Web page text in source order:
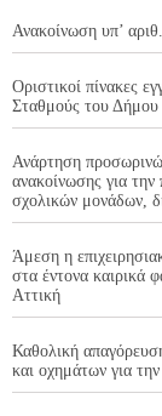
Ανακοίνωση υπ’
Οριστικοί πίνακες
Σταθμούς του Δήμου
Ανάρτηση
ανακοίνωσης για
σχολικών μονάδων,
Άμεση η
στα έντονα καιρικά
Αττική
Καθολική
και οχημάτων για